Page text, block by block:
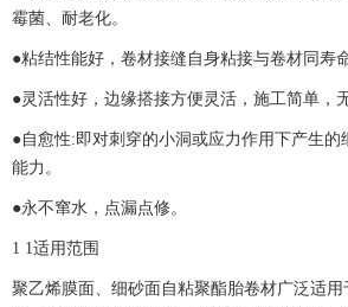
霉菌、耐老化。
●粘结性能好，卷材接缝自身粘接与卷材同寿命
●灵活性好，边缘搭接方便灵活，施工简单，
●自愈性:即对刺穿的小洞或应力作用下产生的
能力。
●永不窜水，点漏点修。
1 1适用范围
聚乙烯膜面、细砂面自粘聚酯胎卷材广泛适